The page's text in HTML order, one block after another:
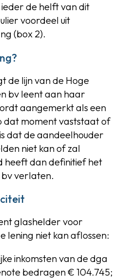
de helft van dit
voordeel uit
(box 2).
de lijn van de Hoge
bv leent aan haar
aangemerkt als een
dat moment vaststaat of
dat de aandeelhouder
niet kan of zal
heeft dan definitief het
verlaten.
glashelder voor
lening niet kan aflossen:
inkomsten van de dga
bedragen € 104.745;